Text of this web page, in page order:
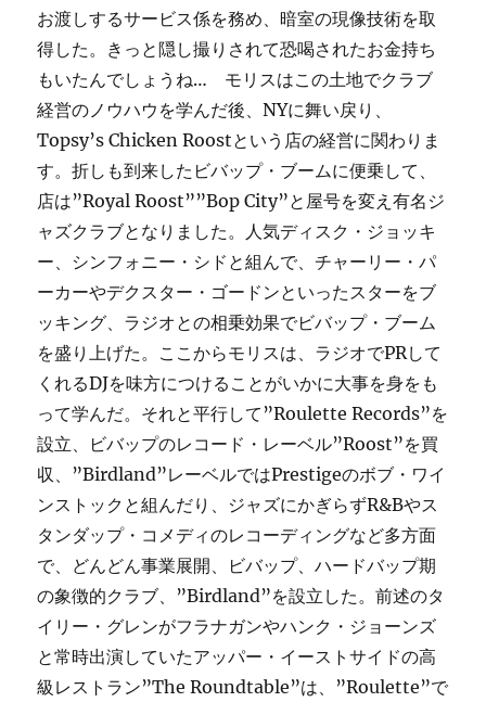
お渡しするサービス係を務め、暗室の現像技術を取
得した。きっと隠し撮りされて恐喝されたお金持ち
もいたんでしょうね… モリスはこの土地でクラブ
経営のノウハウを学んだ後、NYに舞い戻り、
Topsy’s Chicken Roostという店の経営に関わりま
す。折しも到来したビバップ・ブームに便乗して、
店は”Royal Roost””Bop City”と屋号を変え有名ジ
ャズクラブとなりました。人気ディスク・ジョッキ
ー、シンフォニー・シドと組んで、チャーリー・パ
ーカーやデクスター・ゴードンといったスターをブ
ッキング、ラジオとの相乗効果でビバップ・ブーム
を盛り上げた。ここからモリスは、ラジオでPRして
くれるDJを味方につけることがいかに大事を身をも
って学んだ。それと平行して”Roulette Records”を
設立、ビバップのレコード・レーベル”Roost”を買
収、”Birdland”レーベルではPrestigeのボブ・ワイ
ンストックと組んだり、ジャズにかぎらずR&Bやス
タンダップ・コメディのレコーディングなど多方面
で、どんどん事業展開、ビバップ、ハードバップ期
の象徴的クラブ、”Birdland”を設立した。前述のタ
イリー・グレンがフラナガンやハンク・ジョーンズ
と常時出演していたアッパー・イーストサイドの高
級レストラン”The Roundtable”は、”Roulette”で